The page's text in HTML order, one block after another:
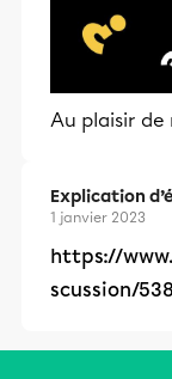
Au plaisir
Explication
1 janvier 2023
https://
scussion/